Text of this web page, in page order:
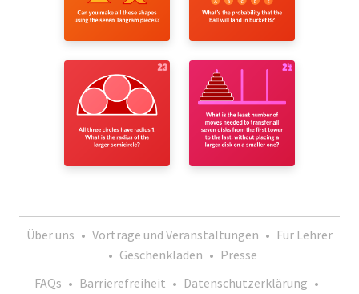
Über uns • Vorträge und Veranstaltungen • Für Lehrer
• Geschenkladen • Presse
FAQs • Barrierefreiheit • Datenschutzerklärung •